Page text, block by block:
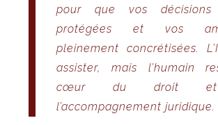
pour que vos décisions
protégées et vos
pleinement concrétisées.
assister, mais l’humain
cœur du droit
l’accompagnement juridique.